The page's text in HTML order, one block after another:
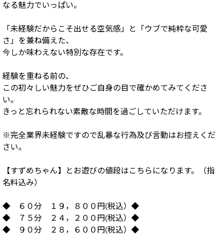
なる魅力でいっぱい。
「未経験だからこそ出せる空気感」と「ウブで純粋な可愛
さ」を兼ね備えた、
今しか味わえない特別な存在です。
経験を重ねる前の、
この初々しい魅力をぜひご自身の目で確かめてみてくださ
い。
きっと忘れられない素敵な時間を過ごしていただけます。
※完全業界未経験ですので乱暴な行為及び言動はお控えくだ
さい。
【すずめちゃん】とお遊びの値段はこちらになります。（指
名料込み）
◆ ６０分 １９，８００円(税込）◆
◆ ７５分 ２４，２００円(税込）◆
◆ ９０分 ２８，６００円(税込）◆